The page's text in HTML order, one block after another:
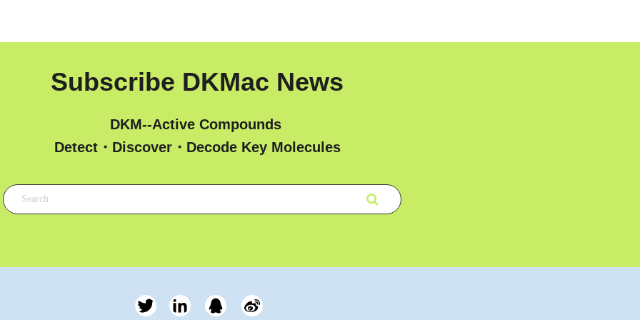
Subscribe DKMac News
DKM--Active Compounds
Detect・Discover・Decode Key Molecules